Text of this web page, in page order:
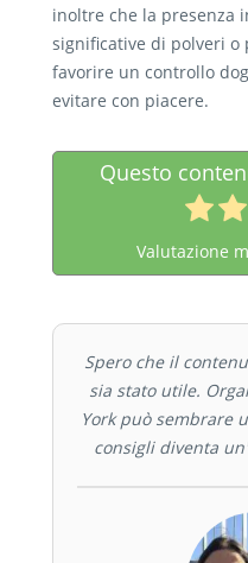
inoltre che la presenza
significative di polveri o
favorire un controllo
evitare con piacere.
Questo
Valutazione
Spero che il
sia stato utile.
York può sembrare
consigli diventa